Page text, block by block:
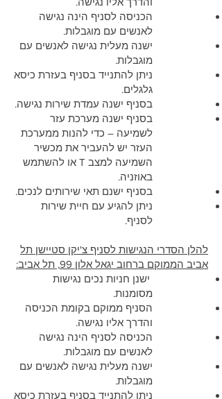
הכניסה לסניף הינה נגישה
לאנשים עם מוגבלות.
ישנה מעלית נגישה לאנשים עם
מוגבלות.
ניתן להתנייד בסניף בעזרת כיסא
גלגלים.
בסניף ישנה עמדת שירות נגישה.
בסניף ישנה מערכת עזר
לשמיעה – כדי להנות ממערכת
העזר יש להעביר את מכשיר
השמיעה למצב T או להשתמש
באוזניה.
בסניף ישנם תאי שירותים לנכים.
ניתן להגיע עם חיית שירות
לסניף.
להלן הסדרי הנגישות לסניף צ'יקן סטיישן תל
אביב הממוקם ברחוב יגאל אלון 99, תל אביב:
ישנן חניות נכים נגישות
מסומנות.
הסניף ממוקם בקומת הכניסה
והדרך אליו נגישה.
הכניסה לסניף הינה נגישה
לאנשים עם מוגבלות.
ישנה מעלית נגישה לאנשים עם
מוגבלות.
ניתן להתנייד בסניף בעזרת כיסא